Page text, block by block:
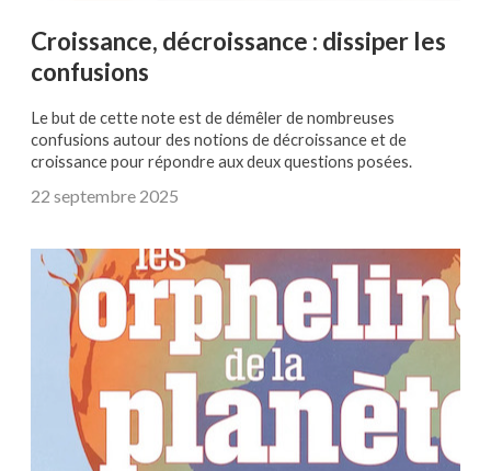
Croissance, décroissance : dissiper les
confusions
Le but de cette note est de démêler de nombreuses
confusions autour des notions de décroissance et de
croissance pour répondre aux deux questions posées.
22 septembre 2025